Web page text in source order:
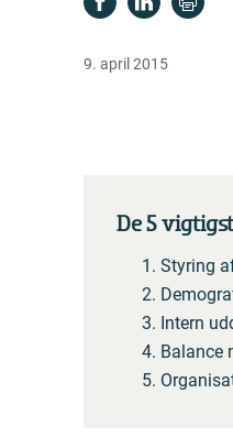
9. april 2015
De 5
Styring
Intern
Balance